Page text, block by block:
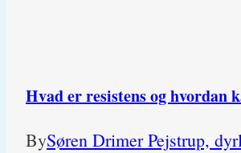
Hvad er resistens og hvordan
BySøren Drimer Pejstrup,